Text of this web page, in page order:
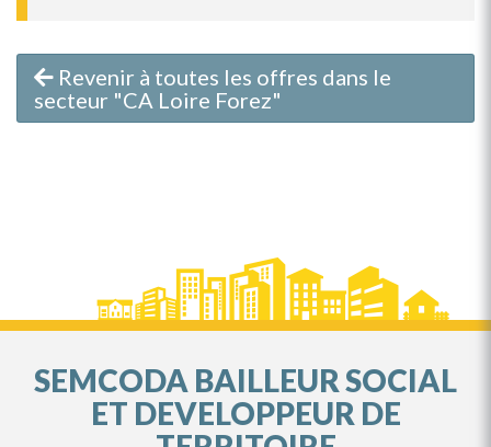
Revenir à toutes les offres dans le
secteur "CA Loire Forez"
SEMCODA BAILLEUR SOCIAL
ET DEVELOPPEUR DE